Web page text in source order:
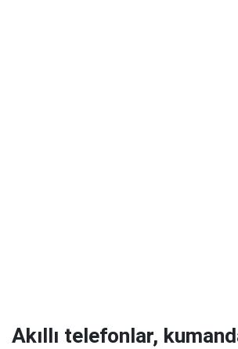
Akıllı telefonlar,